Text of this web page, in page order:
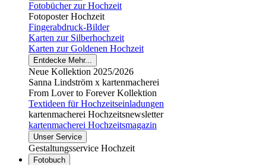
Fotobücher zur Hochzeit
Fotoposter Hochzeit
Fingerabdruck-Bilder
Karten zur Silberhochzeit
Karten zur Goldenen Hochzeit
Entdecke Mehr...
Neue Kollektion 2025/2026
Sanna Lindström x kartenmacherei
From Lover to Forever Kollektion
Textideen für Hochzeitseinladungen
kartenmacherei Hochzeitsnewsletter
kartenmacherei Hochzeitsmagazin
Unser Service
Gestaltungsservice Hochzeit
Fotobuch